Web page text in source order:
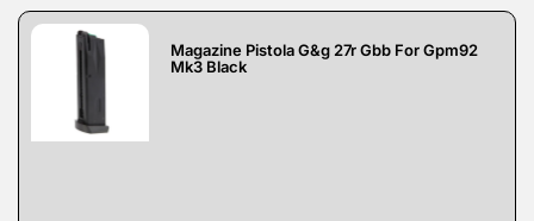
Magazine Pistola G&g 27r Gbb For Gpm92
Mk3 Black